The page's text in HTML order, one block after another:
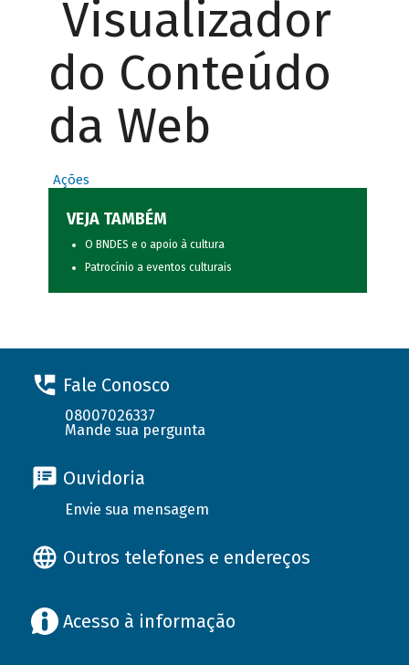
Visualizador
do Conteúdo
da Web
Ações
VEJA TAMBÉM
O BNDES e o apoio à cultura
Patrocínio a eventos culturais
Fale Conosco
08007026337
Mande sua pergunta
Ouvidoria
Envie sua mensagem
Outros telefones e endereços
Acesso à informação